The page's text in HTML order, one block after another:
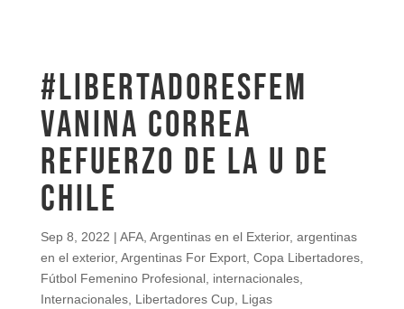
#LibertadoresFEM
Vanina Correa
refuerzo de la U de
Chile
Sep 8, 2022 | AFA, Argentinas en el Exterior, argentinas
en el exterior, Argentinas For Export, Copa Libertadores,
Fútbol Femenino Profesional, internacionales,
Internacionales, Libertadores Cup, Ligas